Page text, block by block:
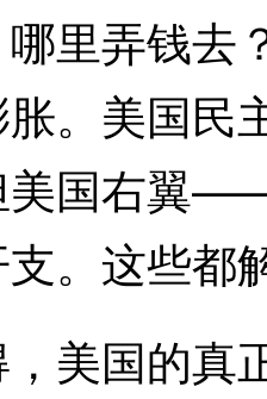
里弄钱去
。美国民
美国右翼
。这些都
国的真